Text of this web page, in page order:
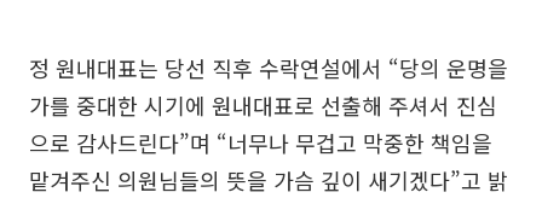
정 원내대표는 당선 직후 수락연설에서 “당의 운명을
가를 중대한 시기에 원내대표로 선출해 주셔서 진심
으로 감사드린다”며 “너무나 무겁고 막중한 책임을
맡겨주신 의원님들의 뜻을 가슴 깊이 새기겠다”고 밝